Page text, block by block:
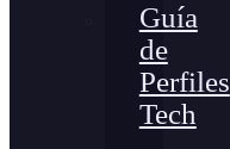
Guía
de
Perfiles
Tech